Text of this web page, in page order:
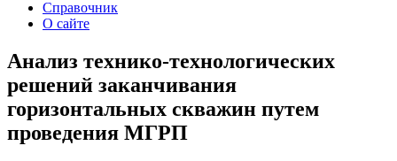
Справочник
О сайте
Анализ технико-технологических
решений заканчивания
горизонтальных скважин путем
проведения МГРП